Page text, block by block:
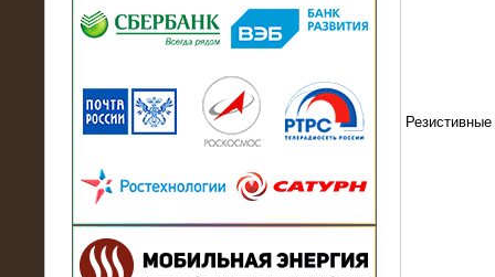
Активно-реактивные нагрузочные
модули 15 МВт (21,5 МВА) На Кубок
конфедераций